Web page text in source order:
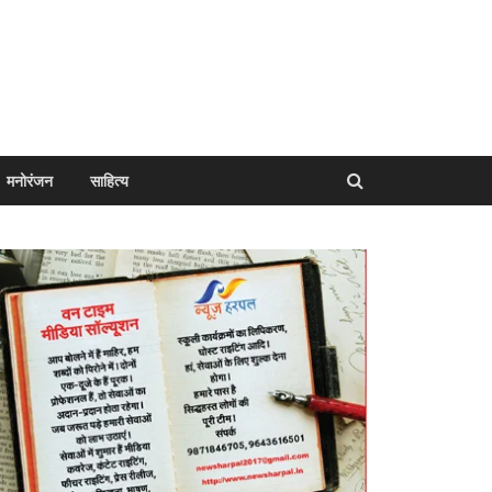
मनोरंजन साहित्य